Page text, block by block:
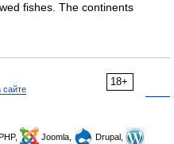
fishes. The continents
18+
сайте
Joomla,
Drupal,